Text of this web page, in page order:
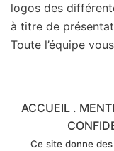
logos des
à titre de
Toute l’équipe
ACCUEIL.
Ce site donne